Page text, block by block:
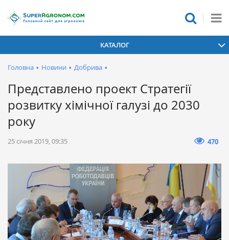
КАТАЛОГ
Головна • Новини • Добрива •
Представлено проект Стратегії
розвитку хімічної галузі до 2030
року
25 січня 2019, 09:35 470